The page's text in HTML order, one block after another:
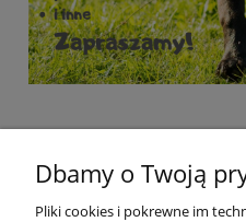
Dbamy o Twoją
Pliki cookies i pokrewne im